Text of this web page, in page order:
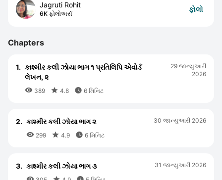
Jagruti Rohit
6K ફોલોઅર્સ
ફોલો
Chapters
1. કાશ્મીર કલી ઝોયા ભાગ ૧ પ્રતિલિપિ એવોર્ડ
લેખન, ૨
 389  4.8  6 મિનિટ
29 જાન્યુઆરી
2026
2. કાશ્મીર કલી ઝોયા ભાગ ૨
 299  4.9  6 મિનિટ
30 જાન્યુઆરી 2026
3. કાશ્મીર કલી ઝોયા ભાગ ૩ 31 જાન્યુઆરી 2026